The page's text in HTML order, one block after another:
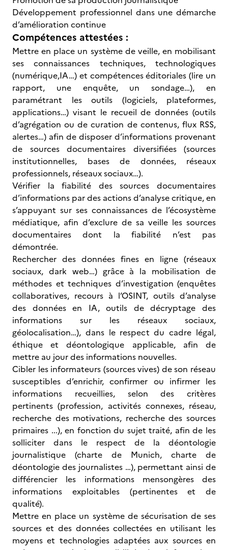
Développement professionnel dans une démarche
d’amélioration continue
Compétences attestées :
Mettre en place un système de veille, en mobilisant
ses connaissances techniques, technologiques
(numérique,IA…) et compétences éditoriales (lire un
rapport, une enquête, un sondage…), en
paramétrant les outils (logiciels, plateformes,
applications…) visant le recueil de données (outils
d’agrégation ou de curation de contenus, flux RSS,
alertes…) afin de disposer d’informations provenant
de sources documentaires diversifiées (sources
institutionnelles, bases de données, réseaux
professionnels, réseaux sociaux…).
Vérifier la fiabilité des sources documentaires
d’informations par des actions d’analyse critique, en
s’appuyant sur ses connaissances de l’écosystème
médiatique, afin d’exclure de sa veille les sources
documentaires dont la fiabilité n’est pas
démontrée.
Rechercher des données fines en ligne (réseaux
sociaux, dark web…) grâce à la mobilisation de
méthodes et techniques d’investigation (enquêtes
collaboratives, recours à l’OSINT, outils d’analyse
des données en IA, outils de décryptage des
informations sur les réseaux sociaux,
géolocalisation…), dans le respect du cadre légal,
éthique et déontologique applicable, afin de
mettre au jour des informations nouvelles.
Cibler les informateurs (sources vives) de son réseau
susceptibles d’enrichir, confirmer ou infirmer les
informations recueillies, selon des critères
pertinents (profession, activités connexes, réseau,
recherche des motivations, recherche des sources
primaires ...), en fonction du sujet traité, afin de les
solliciter dans le respect de la déontologie
journalistique (charte de Munich, charte de
déontologie des journalistes …), permettant ainsi de
différencier les informations mensongères des
informations exploitables (pertinentes et de
qualité).
Mettre en place un système de sécurisation de ses
sources et des données collectées en utilisant les
moyens et technologies adaptées aux sources en